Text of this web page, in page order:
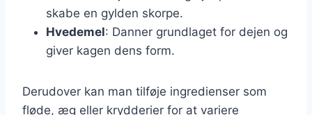
skabe en gylden skorpe.
Hvedemel: Danner grundlaget for dejen og
giver kagen dens form.
Derudover kan man tilføje ingredienser som
fløde, æg eller krydderier for at variere